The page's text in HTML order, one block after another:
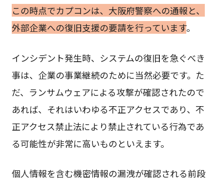
この時点でカプコンは、大阪府警察への通報と、
外部企業への復旧支援の要請を行っています。
インシデント発生時、システムの復旧を急ぐべき
事は、企業の事業継続のために当然必要です。た
だ、ランサムウェアによる攻撃が確認されたので
あれば、それはいわゆる不正アクセスであり、不
正アクセス禁止法により禁止されている行為であ
る可能性が非常に高いものといえます。
個人情報を含む機密情報の漏洩が確認される前段